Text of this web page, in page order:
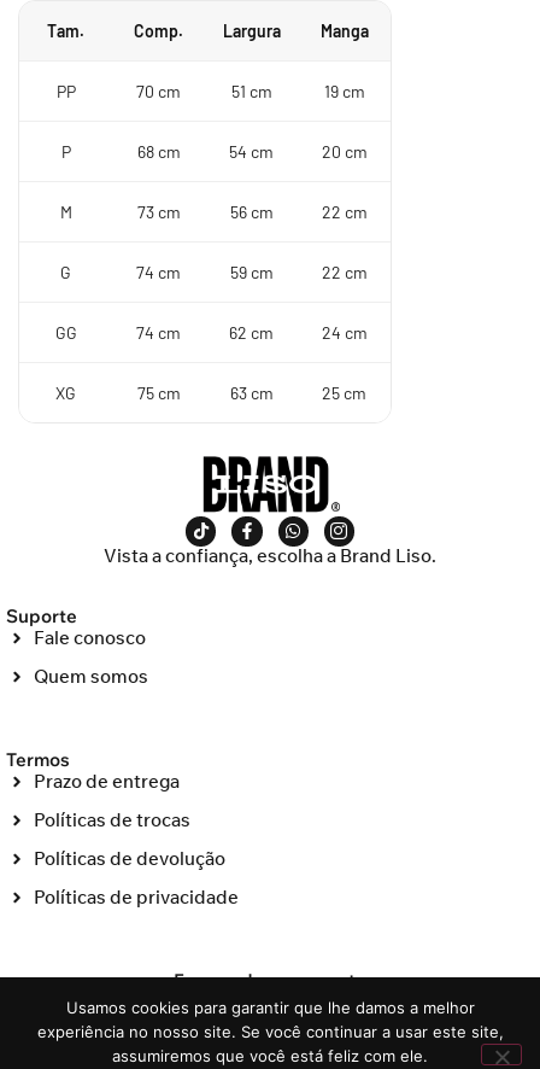
Tam. Comp. Largura Manga
PP 70 cm 51 cm 19 cm
P 68 cm 54 cm 20 cm
M 73 cm 56 cm 22 cm
G 74 cm 59 cm 22 cm
GG 74 cm 62 cm 24 cm
XG 75 cm 63 cm 25 cm
Vista a confiança, escolha a Brand Liso.
Suporte
Fale conosco
Quem somos
Termos
Prazo de entrega
Políticas de trocas
Políticas de devolução
Políticas de privacidade
Formas de pagamento
Usamos cookies para garantir que lhe damos a melhor
experiência no nosso site. Se você continuar a usar este site,
assumiremos que você está feliz com ele.